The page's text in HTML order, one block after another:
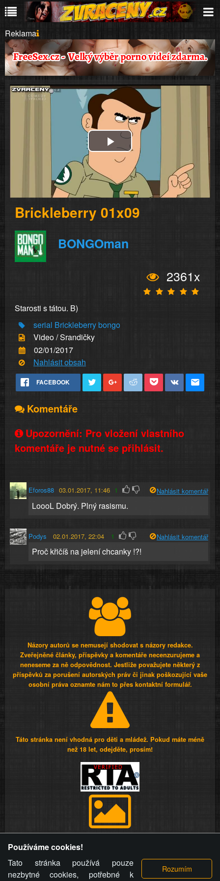
Reklama
Play
Video
Brickleberry 01x09
BONGOman
2361x
Starosti s tátou. B)
serial Brickleberrybongo
Video / Srandičky
02/01/2017
Nahlásit obsah
FACEBOOK
Komentáře
Upozornění: Pro vložení vlastního
komentáře je nutné se přihlásit.
Eforos88 03.01.2017, 11:46 1 Nahlásit komentář
LoooL Dobrý. Plný rasismu.
Podys 02.01.2017, 22:04 1 Nahlásit komentář
Proč křičíš na jelení chcanky !?!
Názory autorů se nemusejí shodovat s názory redakce.
Zveřejněné články, příspěvky a komentáře necenzurujeme a
neneseme za ně odpovědnost. Jestliže považujete některý z
příspěvků za porušení autorských práv či jinak poškozující vaše
osobní práva oznamte nám to přes kontaktní formulář.
Táto stránka není vhodná pro děti a mládež. Pokud máte méně
než 18 let, odejděte, prosím!
videa a komentáře. Osoba, které se toto opatření provozovatele
stránky týče, ani osoba, která umístila fotografii nebo video na
stránku, nemůže z důvodu odstranění fotografie, videa nebo
komentáře pro výše uvedenou okolnost uplatnit vůči
Používáme cookies!
Tato stránka používá pouze
nezbytné cookies, potřebné k